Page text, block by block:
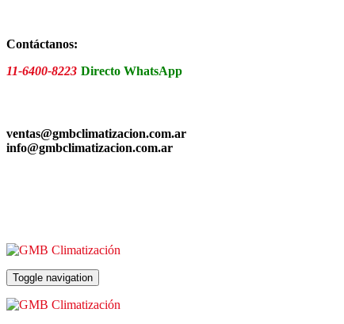
the
Contáctanos:
11-6400-8223 Directo WhatsApp
ventas@gmbclimatizacion.com.ar
info@gmbclimatizacion.com.ar
Toggle navigation